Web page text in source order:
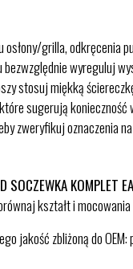
grilla,
wyreguluj
stosuj miękką
sugerują
zweryfikuj
SOCZEWKA KOMPLET
kształt i
jakość zbliżoną do